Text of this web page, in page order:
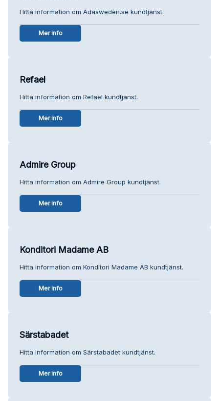
Hitta information om Adasweden.se kundtjänst.
Mer info
Refael
Hitta information om Refael kundtjänst.
Mer info
Admire Group
Hitta information om Admire Group kundtjänst.
Mer info
Konditori Madame AB
Hitta information om Konditori Madame AB kundtjänst.
Mer info
Särstabadet
Hitta information om Särstabadet kundtjänst.
Mer info